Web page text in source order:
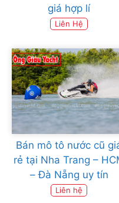
giá hợp lí
Liên Hệ
Bán mô tô nước cũ
rẻ tại Nha Trang –
– Đà Nẵng uy tín
Liên hệ